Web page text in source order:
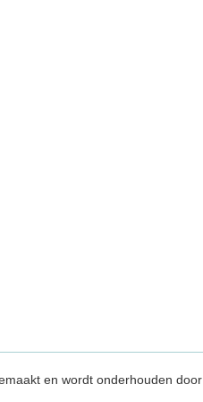
en wordt onderhouden door